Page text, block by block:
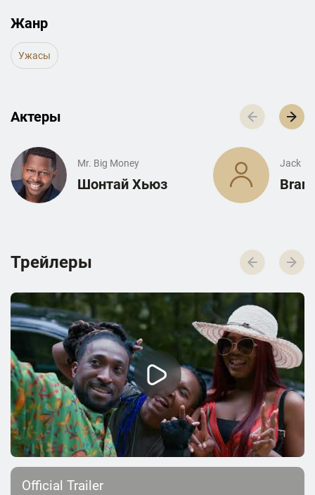
Жанр
Ужасы
Актеры
Mr. Big Money
Шонтай Хьюз
Jack
Трейлеры
Official Trailer